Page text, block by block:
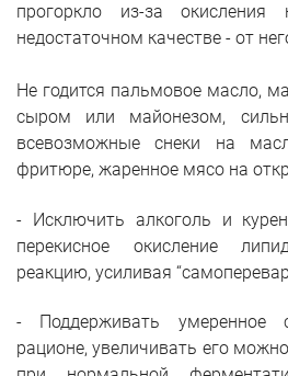
прогоркло из-за
недостаточном качестве - от
Не годится пальмовое масло,
сыром или майонезом,
всевозможные снеки на
фритюре, жаренное мясо на
- Исключить алкоголь и
перекисное окисление
реакцию, усиливая
- Поддерживать умеренное
рационе, увеличивать его